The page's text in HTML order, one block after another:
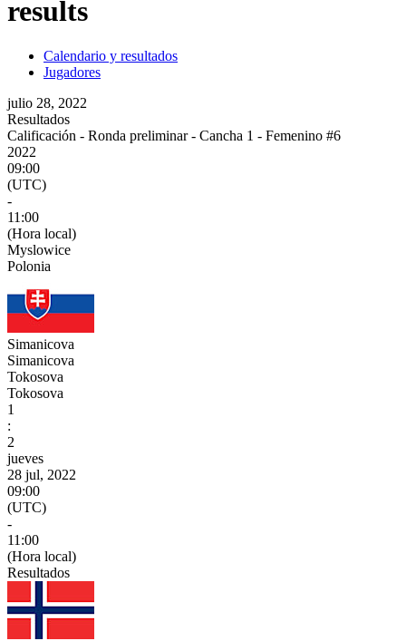
results
Calendario y resultados
Jugadores
julio 28, 2022
Resultados
Calificación - Ronda preliminar - Cancha 1 - Femenino #6
2022
09:00
(UTC)
-
11:00
(Hora local)
Myslowice
Polonia
Simanicova
Simanicova
Tokosova
Tokosova
1
:
2
jueves
28 jul, 2022
09:00
(UTC)
-
11:00
(Hora local)
Resultados